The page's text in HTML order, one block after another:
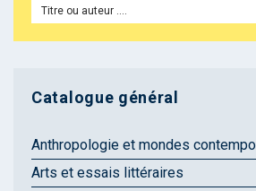
Catalogue général
Anthropologie et mondes
Arts et essais littéraires